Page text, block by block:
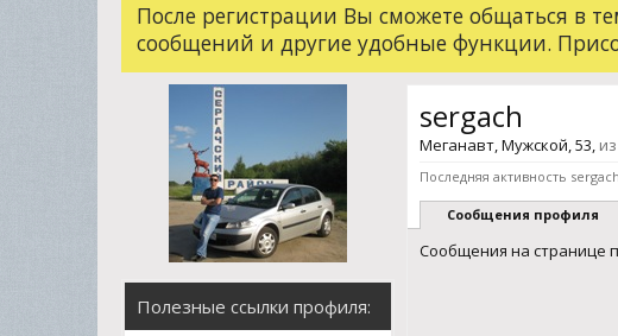
После регистрации Вы сможете общаться в
сообщений и другие удобные функции.
Полезные ссылки профиля:
sergach
Меганавт, Мужской, 53, из
Последняя активность
Сообщения профиля
Сообщения на странице